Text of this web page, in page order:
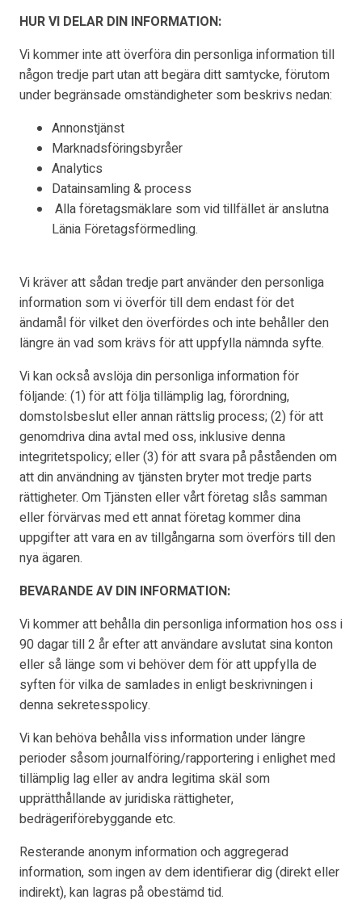
HUR VI DELAR DIN INFORMATION:
Vi kommer inte att överföra din personliga information till
någon tredje part utan att begära ditt samtycke, förutom
under begränsade omständigheter som beskrivs nedan:
Annonstjänst
Marknadsföringsbyråer
Analytics
Datainsamling & process
Alla företagsmäklare som vid tillfället är anslutna
Länia Företagsförmedling.
Vi kräver att sådan tredje part använder den personliga
information som vi överför till dem endast för det
ändamål för vilket den överfördes och inte behåller den
längre än vad som krävs för att uppfylla nämnda syfte.
Vi kan också avslöja din personliga information för
följande: (1) för att följa tillämplig lag, förordning,
domstolsbeslut eller annan rättslig process; (2) för att
genomdriva dina avtal med oss, inklusive denna
integritetspolicy; eller (3) för att svara på påståenden om
att din användning av tjänsten bryter mot tredje parts
rättigheter. Om Tjänsten eller vårt företag slås samman
eller förvärvas med ett annat företag kommer dina
uppgifter att vara en av tillgångarna som överförs till den
nya ägaren.
BEVARANDE AV DIN INFORMATION:
Vi kommer att behålla din personliga information hos oss i
90 dagar till 2 år efter att användare avslutat sina konton
eller så länge som vi behöver dem för att uppfylla de
syften för vilka de samlades in enligt beskrivningen i
denna sekretesspolicy.
Vi kan behöva behålla viss information under längre
perioder såsom journalföring/rapportering i enlighet med
tillämplig lag eller av andra legitima skäl som
upprätthållande av juridiska rättigheter,
bedrägeriförebyggande etc.
Resterande anonym information och aggregerad
information, som ingen av dem identifierar dig (direkt eller
indirekt), kan lagras på obestämd tid.